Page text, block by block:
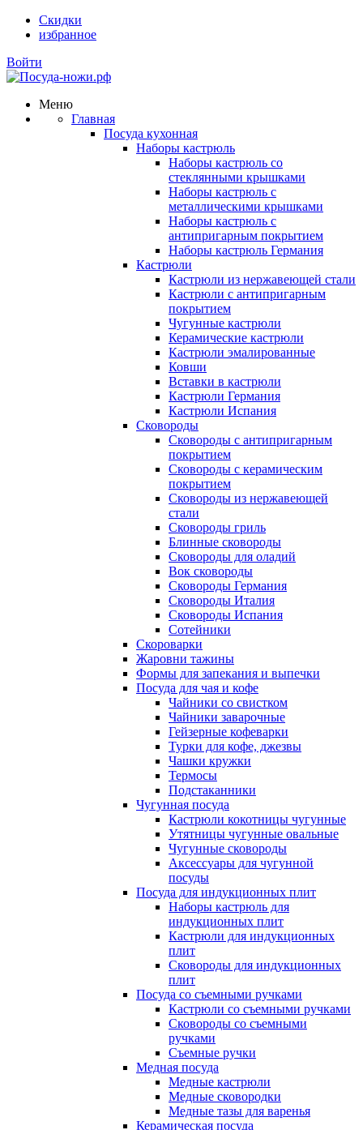
Скидки
избранное
Войти
Меню
Главная
Посуда кухонная
Наборы кастрюль
Наборы кастрюль со
стеклянными крышками
Наборы кастрюль с
металлическими крышками
Наборы кастрюль с
антипригарным покрытием
Наборы кастрюль Германия
Кастрюли
Кастрюли из нержавеющей стали
Кастрюли с антипригарным
покрытием
Чугунные кастрюли
Керамические кастрюли
Кастрюли эмалированные
Ковши
Вставки в кастрюли
Кастрюли Германия
Кастрюли Испания
Сковороды
Сковороды с антипригарным
покрытием
Сковороды с керамическим
покрытием
Сковороды из нержавеющей
стали
Сковороды гриль
Блинные сковороды
Сковороды для оладий
Вок сковороды
Сковороды Германия
Сковороды Италия
Сковороды Испания
Сотейники
Скороварки
Жаровни тажины
Формы для запекания и выпечки
Посуда для чая и кофе
Чайники со свистком
Чайники заварочные
Гейзерные кофеварки
Турки для кофе, джезвы
Чашки кружки
Термосы
Подстаканники
Чугунная посуда
Кастрюли кокотницы чугунные
Утятницы чугунные овальные
Чугунные сковороды
Аксессуары для чугунной
посуды
Посуда для индукционных плит
Наборы кастрюль для
индукционных плит
Кастрюли для индукционных
плит
Сковороды для индукционных
плит
Посуда со съемными ручками
Кастрюли со съемными ручками
Сковороды со съемными
ручками
Съемные ручки
Медная посуда
Медные кастрюли
Медные сковородки
Медные тазы для варенья
Керамическая посуда